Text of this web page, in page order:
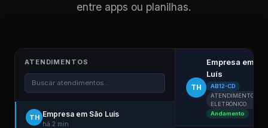
entre apps ou planilhas.
ATENDIMENTOS
Buscar atendimentos...
TH Empresa em São Luís
há 2 min
TH
Empresa em
Luís
AB12-CD
ATENDIMENTO
ELETRÔNICO
Andamento